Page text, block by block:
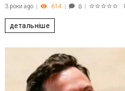
3 роки ago
614 0
детальніше